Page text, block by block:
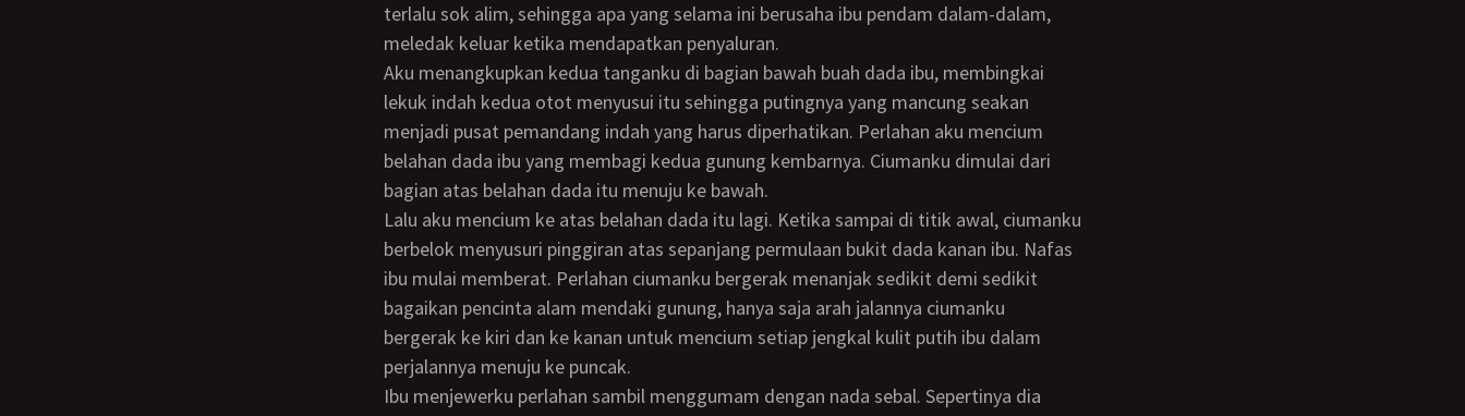
terlalu sok alim, sehingga apa yang selama ini berusaha ibu pendam dalam-dalam,
meledak keluar ketika mendapatkan penyaluran.
Aku menangkupkan kedua tanganku di bagian bawah buah dada ibu, membingkai
lekuk indah kedua otot menyusui itu sehingga putingnya yang mancung seakan
menjadi pusat pemandang indah yang harus diperhatikan. Perlahan aku mencium
belahan dada ibu yang membagi kedua gunung kembarnya. Ciumanku dimulai dari
bagian atas belahan dada itu menuju ke bawah.
Lalu aku mencium ke atas belahan dada itu lagi. Ketika sampai di titik awal, ciumanku
berbelok menyusuri pinggiran atas sepanjang permulaan bukit dada kanan ibu. Nafas
ibu mulai memberat. Perlahan ciumanku bergerak menanjak sedikit demi sedikit
bagaikan pencinta alam mendaki gunung, hanya saja arah jalannya ciumanku
bergerak ke kiri dan ke kanan untuk mencium setiap jengkal kulit putih ibu dalam
perjalannya menuju ke puncak.
Ibu menjewerku perlahan sambil menggumam dengan nada sebal. Sepertinya dia